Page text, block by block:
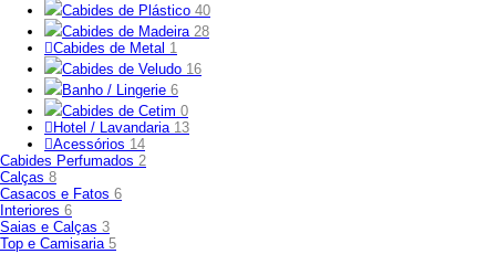
Cabides de Plástico 40
Cabides de Madeira 28
Cabides de Metal 1
Cabides de Veludo 16
Banho / Lingerie 6
Cabides de Cetim 0
Hotel / Lavandaria 13
Acessórios 14
Cabides Perfumados 2
Calças 8
Casacos e Fatos 6
Interiores 6
Saias e Calças 3
Top e Camisaria 5